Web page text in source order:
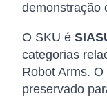
demonstração
O SKU é
categorias
Robot Arms.
preservado